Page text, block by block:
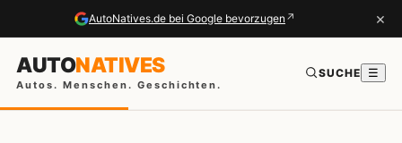
AutoNatives.de bei Google bevorzugen ↗ ×
AUTONATIVES
Autos. Menschen. Geschichten.
SUCHE ☰